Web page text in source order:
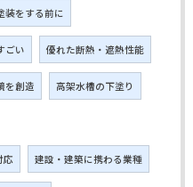
装をする前に
ごい 優れた断熱・遮熱性能
を創造 高架水槽の下塗り
応 建設・建築に携わる業種